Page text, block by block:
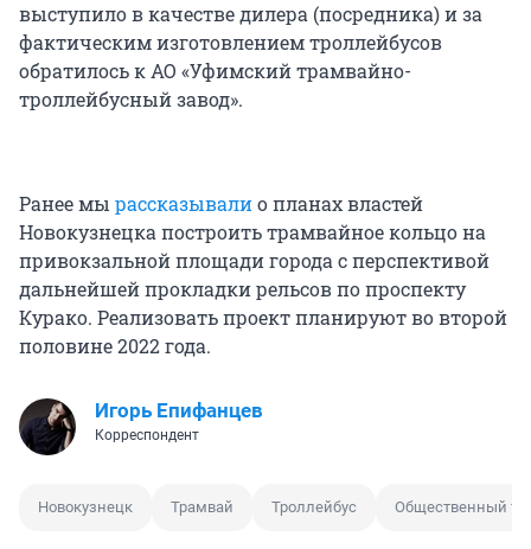
выступило в качестве дилера (посредника) и за
фактическим изготовлением троллейбусов
обратилось к АО «Уфимский трамвайно-
троллейбусный завод».
Ранее мы рассказывалио планах властей
Новокузнецка построить трамвайное кольцо на
привокзальной площади города с перспективой
дальнейшей прокладки рельсов по проспекту
Курако. Реализовать проект планируют во второй
половине 2022 года.
Игорь Епифанцев
Корреспондент
Новокузнецк Трамвай Троллейбус Общественный